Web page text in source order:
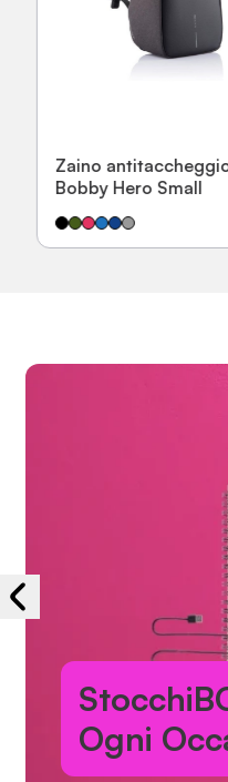
Zaino
Bobby Hero Small
Ogni